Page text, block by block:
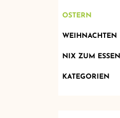
OSTERN
WEIHNACHTEN
NIX ZUM ESSEN
KATEGORIEN